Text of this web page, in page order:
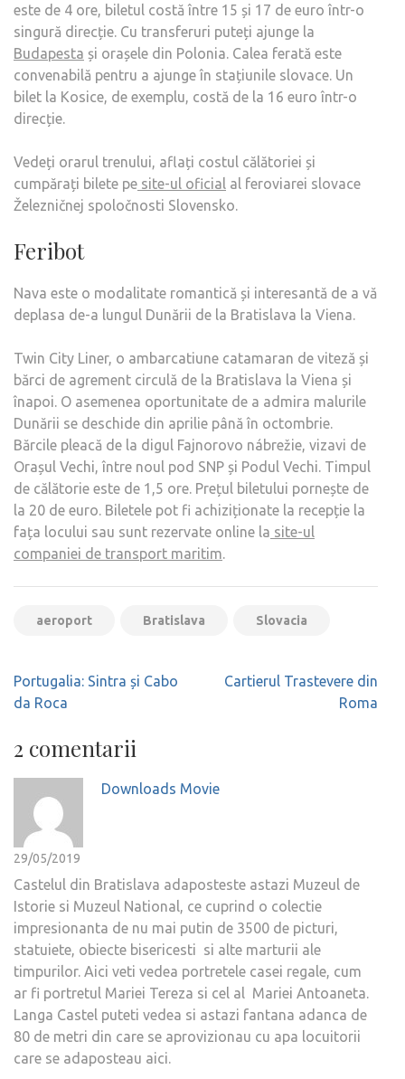
este de 4 ore, biletul costă între 15 și 17 de euro într-o
singură direcție. Cu transferuri puteți ajunge la
Budapesta și orașele din Polonia. Calea ferată este
convenabilă pentru a ajunge în stațiunile slovace. Un
bilet la Kosice, de exemplu, costă de la 16 euro într-o
direcție.
Vedeți orarul trenului, aflați costul călătoriei și
cumpărați bilete pe site-ul oficial al feroviarei slovace
Železničnej spoločnosti Slovensko.
Feribot
Nava este o modalitate romantică și interesantă de a vă
deplasa de-a lungul Dunării de la Bratislava la Viena.
Twin City Liner, o ambarcatiune catamaran de viteză și
bărci de agrement circulă de la Bratislava la Viena și
înapoi. O asemenea oportunitate de a admira malurile
Dunării se deschide din aprilie până în octombrie.
Bărcile pleacă de la digul Fajnorovo nábrežie, vizavi de
Orașul Vechi, între noul pod SNP și Podul Vechi. Timpul
de călătorie este de 1,5 ore. Prețul biletului pornește de
la 20 de euro. Biletele pot fi achiziționate la recepție la
fața locului sau sunt rezervate online la site-ul
companiei de transport maritim
aeroport Bratislava Slovacia
Navigare
în
Portugalia: Sintra și Cabo
da Roca
Cartierul Trastevere din
Roma
2 comentarii
Downloads Movie
29/05/2019
Castelul din Bratislava adaposteste astazi Muzeul de
Istorie si Muzeul National, ce cuprind o colectie
impresionanta de nu mai putin de 3500 de picturi,
statuiete, obiecte bisericesti si alte marturii ale
timpurilor. Aici veti vedea portretele casei regale, cum
ar fi portretul Mariei Tereza si cel al Mariei Antoaneta.
Langa Castel puteti vedea si astazi fantana adanca de
80 de metri din care se aprovizionau cu apa locuitorii
care se adaposteau aici.